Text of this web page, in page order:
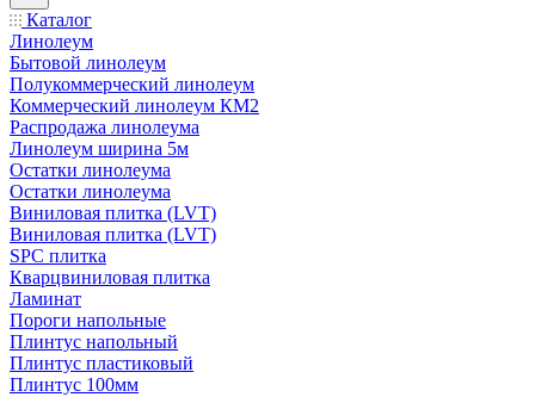
Каталог
Линолеум
Бытовой линолеум
Полукоммерческий линолеум
Коммерческий линолеум КМ2
Распродажа линолеума
Линолеум ширина 5м
Остатки линолеума
Остатки линолеума
Виниловая плитка (LVT)
Виниловая плитка (LVT)
SPC плитка
Кварцвиниловая плитка
Ламинат
Пороги напольные
Плинтус напольный
Плинтус пластиковый
Плинтус 100мм